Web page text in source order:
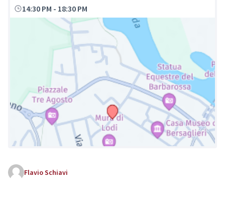
14:30 PM - 18:30 PM
Flavio Schiavi